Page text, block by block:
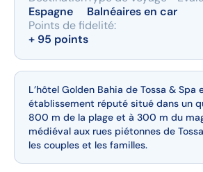
Espagne
Balnéaires en car
Points de fidelité:
+ 95 points
L’hôtel Golden Bahia de Tossa & Spa
établissement réputé situé dans un
800 m de la plage et à 300 m du
médiéval aux rues piétonnes de
les couples et les familles.